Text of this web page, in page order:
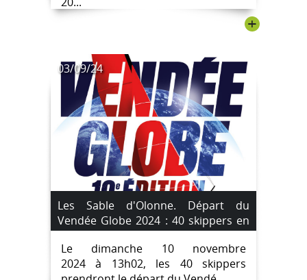
+
03/09/24
Les Sable d'Olonne. Départ du
Vendée Globe 2024 : 40 skippers en
lice.
Le dimanche 10 novembre
2024 à 13h02, les 40 skippers